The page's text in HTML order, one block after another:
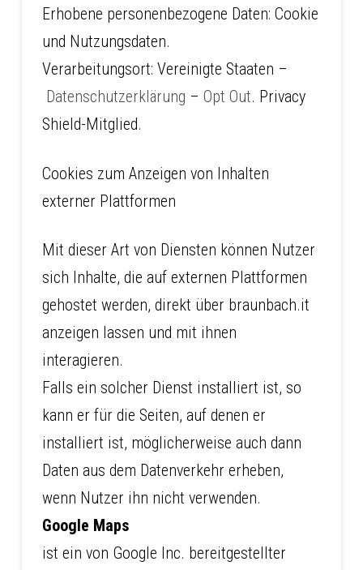
Erhobene personenbezogene Daten: Cookie
und Nutzungsdaten.
Verarbeitungsort: Vereinigte Staaten –
Datenschutzerklärung – Opt Out. Privacy
Shield-Mitglied.
Cookies zum Anzeigen von Inhalten
externer Plattformen
Mit dieser Art von Diensten können Nutzer
sich Inhalte, die auf externen Plattformen
gehostet werden, direkt über braunbach.it
anzeigen lassen und mit ihnen
interagieren.
Falls ein solcher Dienst installiert ist, so
kann er für die Seiten, auf denen er
installiert ist, möglicherweise auch dann
Daten aus dem Datenverkehr erheben,
wenn Nutzer ihn nicht verwenden.
Google Maps
ist ein von Google Inc. bereitgestellter